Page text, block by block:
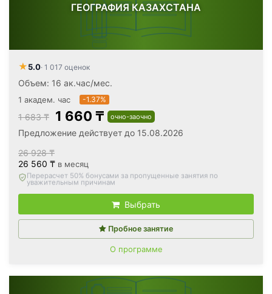
ГЕОГРАФИЯ КАЗАХСТАНА
★5.0· 1 017 оценок
Объем: 16 ак.час/мес.
1 академ. час -1.37%
1 683 ₸ 1 660 ₸ очно-заочно
Предложение действует до 15.08.2026
26 928 ₸
26 560 ₸ в месяц
Вернём все оплаченные деньги, если откажетесь после
первого занятия
Выбрать
Пробное занятие
О программе